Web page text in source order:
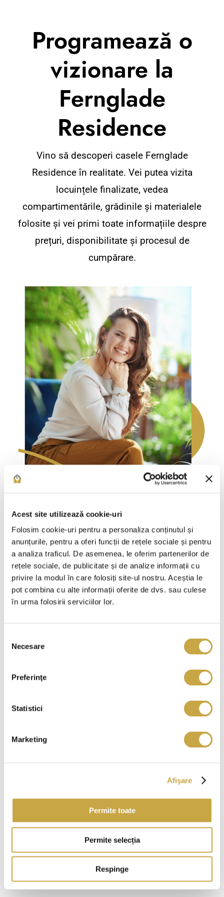
Acest site utilizează cookie-uri
Folosim cookie-uri pentru a personaliza conținutul și
anunțurile, pentru a oferi funcții de rețele sociale și pentru
a analiza traficul. De asemenea, le oferim partenerilor de
rețele sociale, de publicitate și de analize informații cu
privire la modul în care folosiți site-ul nostru. Aceștia le
pot combina cu alte informații oferite de dvs. sau culese
în urma folosirii serviciilor lor.
consimțământului
Necesare
Preferinţe
Statistici
Marketing
Afişare
Permite toate
Permite selecția
Respinge
Programează o
vizionare la
Fernglade
Residence
Vino să descoperi casele Fernglade
Residence în realitate. Vei putea vizita
locuințele finalizate, vedea
compartimentările, grădinile și materialele
folosite și vei primi toate informațiile despre
prețuri, disponibilitate și procesul de
cumpărare.
Programează
vizionarea unei case
Prenume*
Nume
Adresă email
Ce te interesează?*